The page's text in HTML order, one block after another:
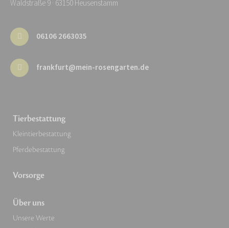
Waldstraße 9 · 63150 Heusenstamm
06106 2663035
frankfurt@mein-rosengarten.de
Tierbestattung
Kleintierbestattung
Pferdebestattung
Vorsorge
Über uns
Unsere Werte